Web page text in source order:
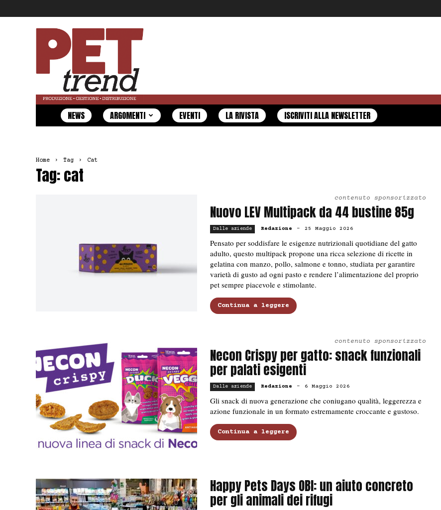
Pet
Trend
NEWS ARGOMENTI EVENTI LA RIVISTA ISCRIVITI ALLA NEWSLETTER
Home Tag Cat
Tag: cat
contenuto sponsorizzato
Nuovo LEV Multipack da 44 bustine 85g
Dalle aziende Redazione - 25 Maggio 2026
Pensato per soddisfare le esigenze nutrizionali quotidiane del gatto
adulto, questo multipack propone una ricca selezione di ricette in
gelatina con manzo, pollo, salmone e tonno, studiata per garantire
varietà di gusto ad ogni pasto e rendere l’alimentazione del proprio
pet sempre piacevole e stimolante.
Continua a leggere
contenuto sponsorizzato
Necon Crispy per gatto: snack funzionali
per palati esigenti
Dalle aziende Redazione - 6 Maggio 2026
Gli snack di nuova generazione che coniugano qualità, leggerezza e
azione funzionale in un formato estremamente croccante e gustoso.
Continua a leggere
Happy Pets Days OBI: un aiuto concreto
per gli animali dei rifugi